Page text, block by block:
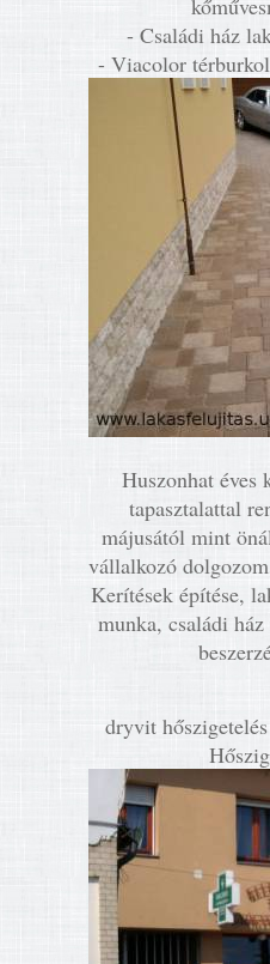
- Családi ház
- Viacolor
Huszonhat éves
tapasztalattal
májusától mint
vállalkozó
Kerítések építése,
munka, családi ház
dryvit